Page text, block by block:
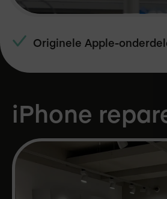
Originele Apple-
iPhone